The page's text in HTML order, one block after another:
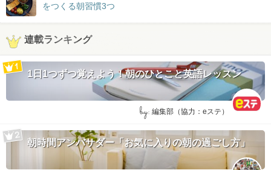
をつくる朝習慣3つ
連載ランキング
1日1つずつ覚えよう！朝のひとこと英語レッスン
by: 編集部（協力：eステ）
朝時間アンバサダー「お気に入りの朝の過ごし方」